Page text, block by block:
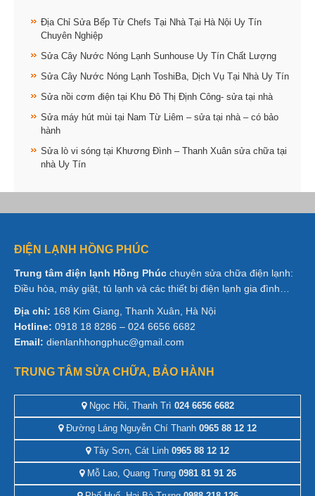
Địa Chỉ Sửa Bếp Từ Chefs Tại Nhà Tại Hà Nội Uy Tín
Chuyên Nghiệp
Sửa Cây Nước Nóng Lạnh Sunhouse Uy Tín Chất Lượng
Sửa Cây Nước Nóng Lạnh ToshiBa, Dịch Vụ Tại Nhà Uy Tín
Sửa nồi cơm điện tại Khu Đô Thị Định Công- sửa tại nhà
Sửa máy hút mùi tại Nam Từ Liêm – sửa tại nhà – có bảo
hành
Sửa lò vi sóng tại Khương Đình – Thanh Xuân sửa chữa tại
nhà Uy Tín
ĐIỆN LẠNH HỒNG PHÚC
Trung tâm điện lạnh Hồng Phúc chuyên sửa chữa điện lạnh:
Điều hòa, máy giặt, tủ lạnh và các thiết bị điện lạnh gia đình…
Địa chỉ: 168 Kim Giang, Thanh Xuân, Hà Nội
Hotline: 0918 18 8286 – 024 6656 6682
Email: dienlanhhongphuc@gmail.com
TRUNG TÂM SỬA CHỮA, BẢO HÀNH
Ngọc Hồi, Thanh Trì 024 6656 6682
Đường Láng Nguyễn Chí Thanh 0965 88 12 12
Tây Sơn, Cát Linh 0965 88 12 12
Mỗ Lao, Quang Trung0981 81 91 26